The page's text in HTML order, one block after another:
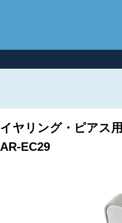
イヤリング・ピア
AR-EC29